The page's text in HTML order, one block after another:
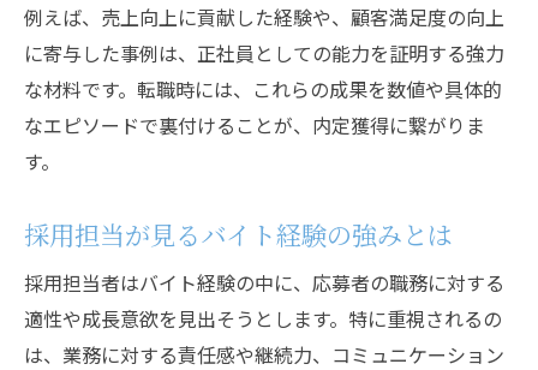
例えば、売上向上に貢献した経験や、顧客満足度の向上
に寄与した事例は、正社員としての能力を証明する強力
な材料です。転職時には、これらの成果を数値や具体的
なエピソードで裏付けることが、内定獲得に繋がりま
す。
採用担当が見るバイト経験の強みとは
採用担当者はバイト経験の中に、応募者の職務に対する
適性や成長意欲を見出そうとします。特に重視されるの
は、業務に対する責任感や継続力、コミュニケーション